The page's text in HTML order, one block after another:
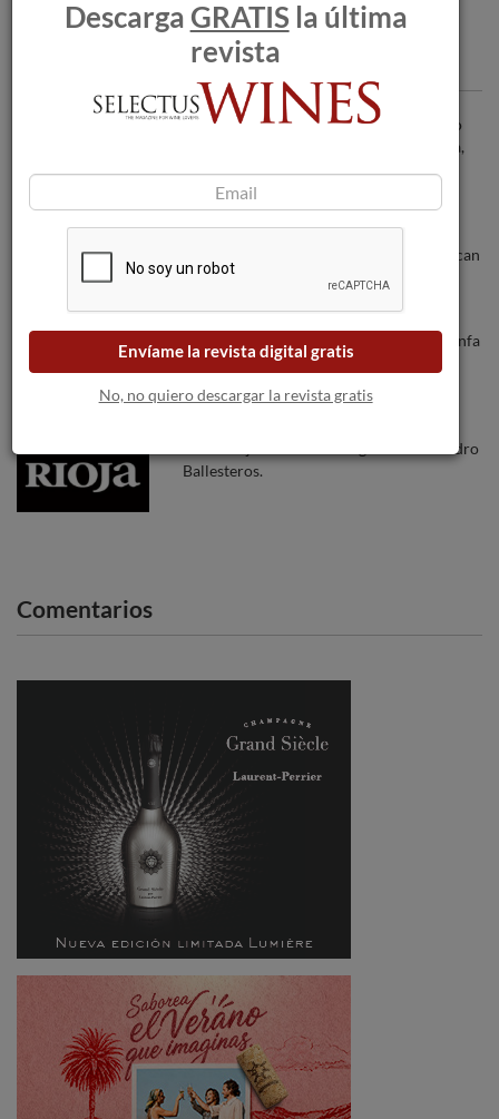
Articulos recomendados
Rioja desvela en ProWein 2022 su nuevo
posicionamiento internacional de marca,
Los incendios forestales amenazan a las
bodegas a medida que las llamas se acercan
a Burdeos.
Viñedos y Bodegas Sierra Cantabria triunfa
en la Guía Peñín 2026
Doce Riojas excelentes según el MW Pedro
Ballesteros.
Comentarios
DescargaGRATIS la última
revista
Envíame la revista digital gratis
No, no quiero descargar la revista gratis